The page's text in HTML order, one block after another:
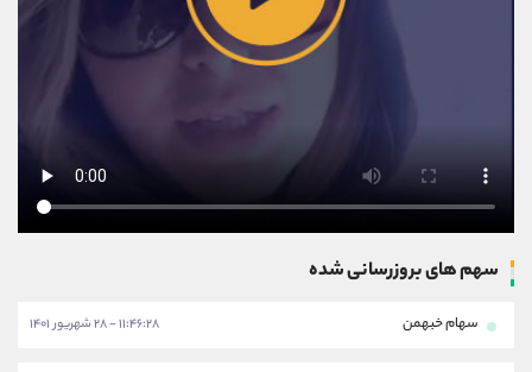
سهم های بروزرسانی شده
سهام خبهمن ۱۱:۴۶:۲۸ - ۲۸ شهریور ۱۴۰۱